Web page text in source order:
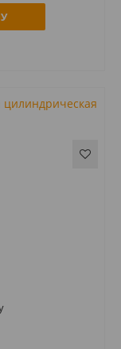
цилиндрическая